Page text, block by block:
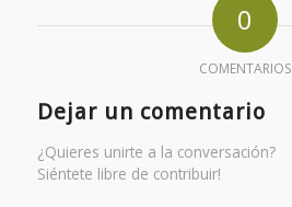
0
COMENTARIOS
Dejar un comentario
¿Quieres unirte a la conversación?
Siéntete libre de contribuir!